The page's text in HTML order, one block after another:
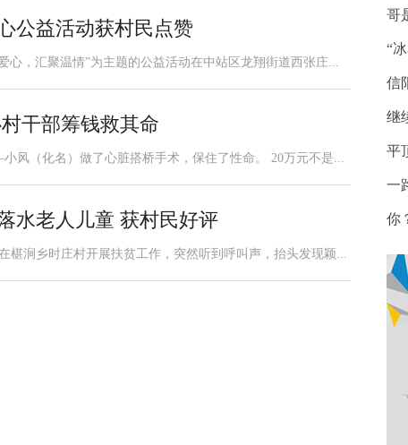
公益活动获村民点赞
心，汇聚温情”为主题的公益活动在中站区龙翔街道西张庄...
干部筹钱救其命
风（化名）做了心脏搭桥手术，保住了性命。 20万元不是...
水老人儿童 获村民好评
椹涧乡时庄村开展扶贫工作，突然听到呼叫声，抬头发现颖...
哥
“
信
继
平
一
你